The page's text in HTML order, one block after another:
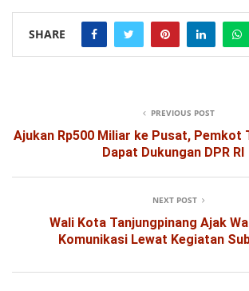
SHARE
PREVIOUS POST
Ajukan Rp500 Miliar ke Pusat, Pemkot
Dapat Dukungan DPR RI
NEXT POST
Wali Kota Tanjungpinang Ajak
Komunikasi Lewat Kegiatan